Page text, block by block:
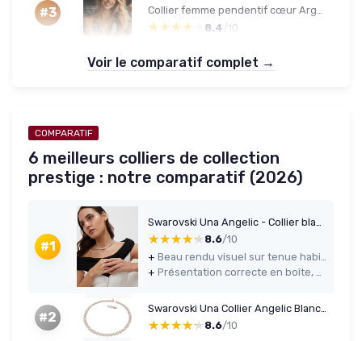
#3 Collier femme pendentif cœur Argent 925 plaqué or 18K - Moissanite 2.0ct
★★★★★
★★★★★ 8.4 /10
Voir le comparatif complet →
COMPARATIF
6 meilleurs colliers de collection
prestige : notre comparatif (2026)
#1 ★★★★★
★★★★★ 8.6/10
+
+
#2 ★★★★★
★★★★★ 8.6/10